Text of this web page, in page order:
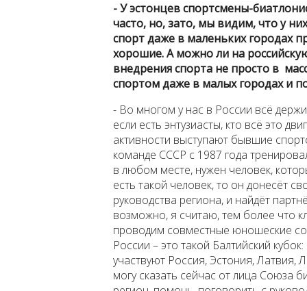
- У эстонцев спортсмены-
часто, но, зато, мы видим, что у
спорт даже в маленьких городах
хорошие. А можно ли на
внедрения спорта не просто в
спортом даже в малых городах и
- Во многом у нас в России всё
если есть энтузиасты, кто всё это
активности выступают бывшие
команде СССР с 1987 года
в любом месте, нужен человек,
есть такой человек, то он донесёт
руководства региона, и найдёт
возможно, я считаю, тем более что
проводим совместные юношеские
России – это такой Балтийский
участвуют Россия, Эстония, Латвия,
могу сказать сейчас от лица Союза